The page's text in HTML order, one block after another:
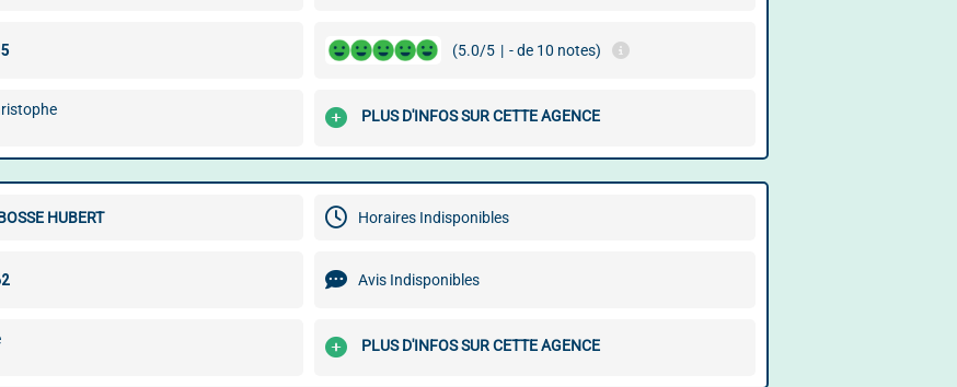
(5.0/5 | - de 10 notes)
PLUS D'INFOS SUR CETTE AGENCE
HUBERT Horaires Indisponibles
Avis Indisponibles
PLUS D'INFOS SUR CETTE AGENCE